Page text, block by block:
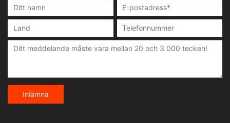
Inlämna